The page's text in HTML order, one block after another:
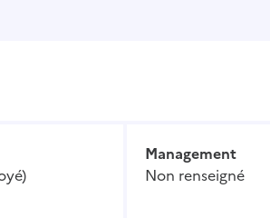
Management
Non renseigné